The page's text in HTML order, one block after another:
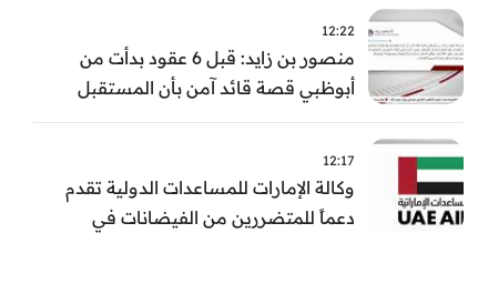
12:22
منصور بن زايد: قبل 6 عقود بدأت من
أبوظبي قصة قائد آمن بأن المستقبل
يُصنع بالإرادة والعمل
12:17
وكالة الإمارات للمساعدات الدولية تقدم
دعماً للمتضررين من الفيضانات في